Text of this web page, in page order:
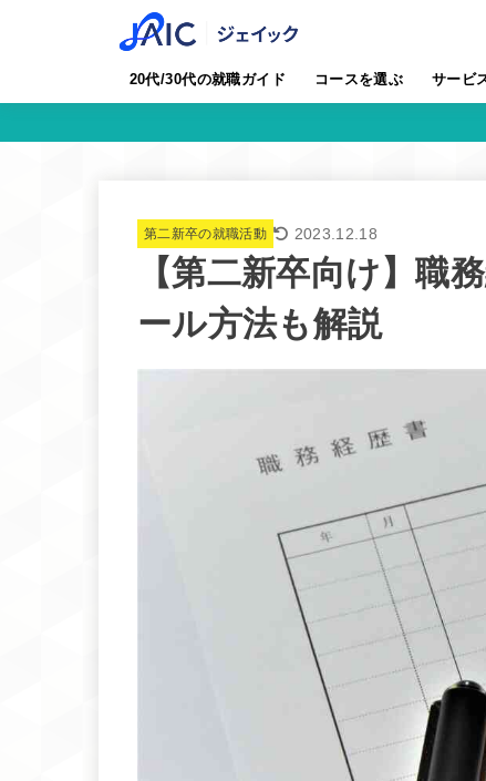
20代/30代の就職ガイド コースを選ぶ サービ
第二新卒の就職活動 2023.12.18
【第二新卒向け】職
ール方法も解説